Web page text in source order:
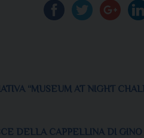
“MUSEUM AT NIGHT
DELLA CAPPELLINA DI GINO